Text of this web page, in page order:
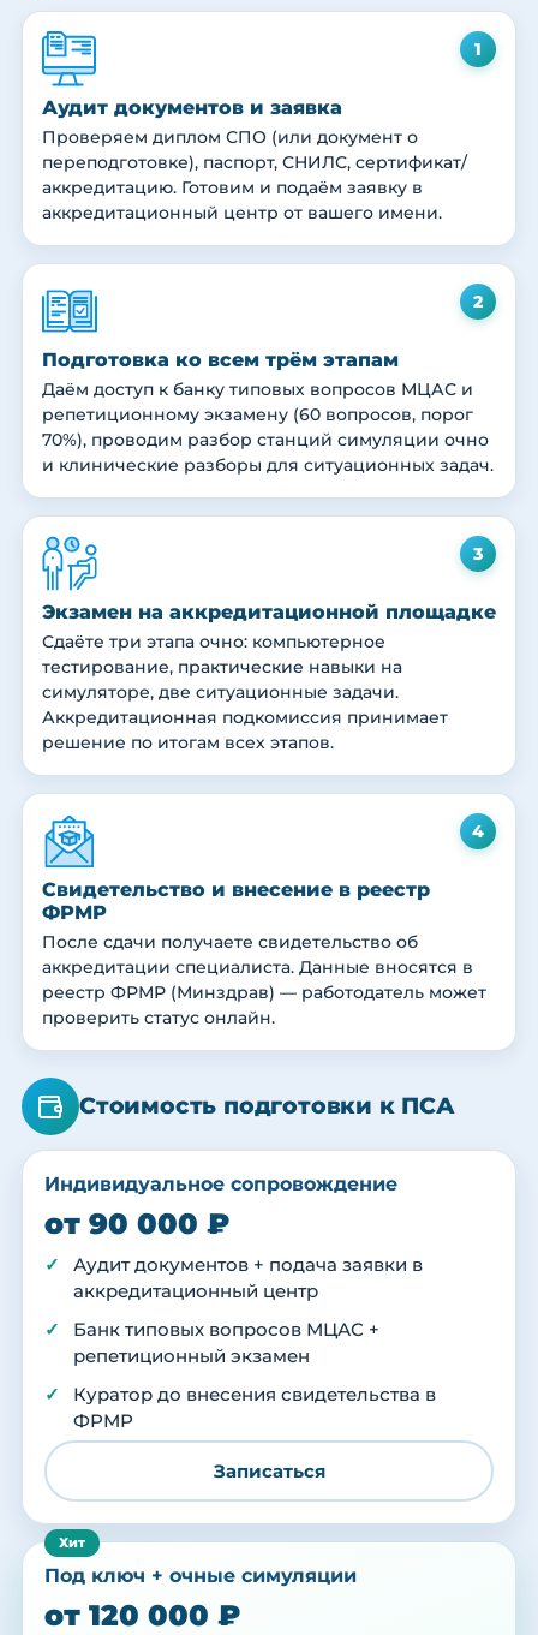
1
Аудит документов и заявка
Проверяем диплом СПО (или документ о
переподготовке), паспорт, СНИЛС, сертификат/
аккредитацию. Готовим и подаём заявку в
аккредитационный центр от вашего имени.
2
Подготовка ко всем трём этапам
Даём доступ к банку типовых вопросов МЦАС и
репетиционному экзамену (60 вопросов, порог
70%), проводим разбор станций симуляции очно
и клинические разборы для ситуационных задач.
3
Экзамен на аккредитационной площадке
Сдаёте три этапа очно: компьютерное
тестирование, практические навыки на
симуляторе, две ситуационные задачи.
Аккредитационная подкомиссия принимает
решение по итогам всех этапов.
4
Свидетельство и внесение в реестр
ФРМР
После сдачи получаете свидетельство об
аккредитации специалиста. Данные вносятся в
реестр ФРМР (Минздрав) — работодатель может
проверить статус онлайн.
Стоимость подготовки к ПСА
Индивидуальное сопровождение
от 90 000 ₽
Аудит документов + подача заявки в
аккредитационный центр
Банк типовых вопросов МЦАС +
репетиционный экзамен
Куратор до внесения свидетельства в
ФРМР
Записаться
Под ключ + очные симуляции
от 120 000 ₽